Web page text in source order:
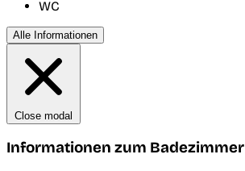
WC
Alle Informationen
Close modal
Informationen zum Badezimmer